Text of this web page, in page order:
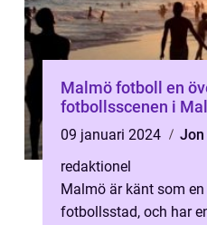
Malmö fotboll en översikt över
fotbollsscenen i
09 januari 2024
Jon
redaktionel
Malmö är känt som
fotbollsstad, och har